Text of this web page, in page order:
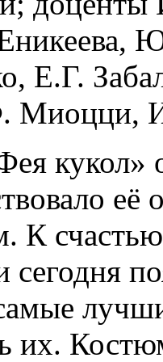
Е.Г.
кукол»
К
сегодня
их.